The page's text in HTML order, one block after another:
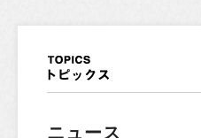
ニュース